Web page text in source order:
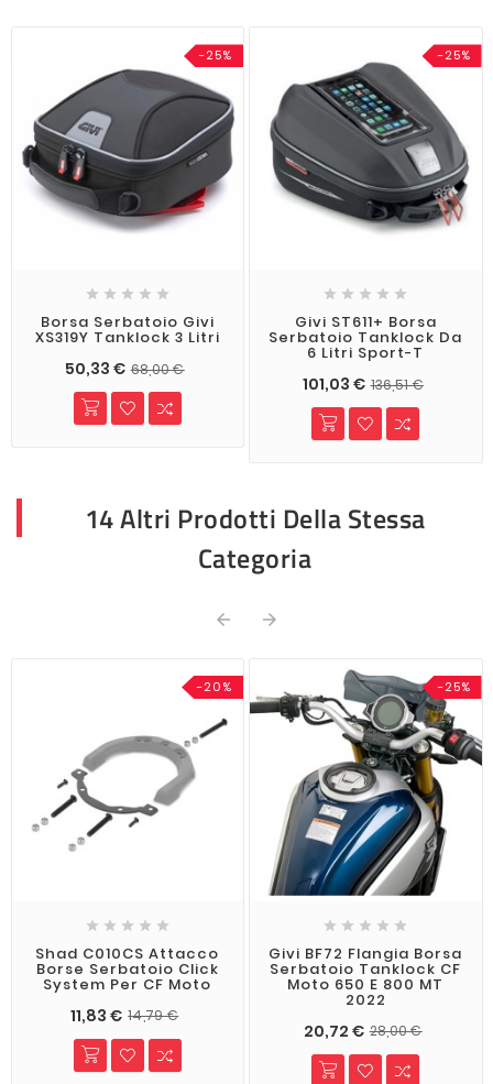
-25%
    
Borsa Serbatoio Givi
XS319Y Tanklock 3 Litri
50,33 € 68,00 €
-25%
    
Givi ST611+ Borsa
Serbatoio Tanklock Da
6 Litri Sport-T
101,03 € 136,51 €
14 Altri Prodotti Della Stessa
Categoria
 
-20%
    
Shad C010CS Attacco
Borse Serbatoio Click
System Per CF Moto
11,83 € 14,79 €
-25%
    
Givi BF72 Flangia Borsa
Serbatoio Tanklock CF
Moto 650 E 800 MT
2022
20,72 € 28,00 €